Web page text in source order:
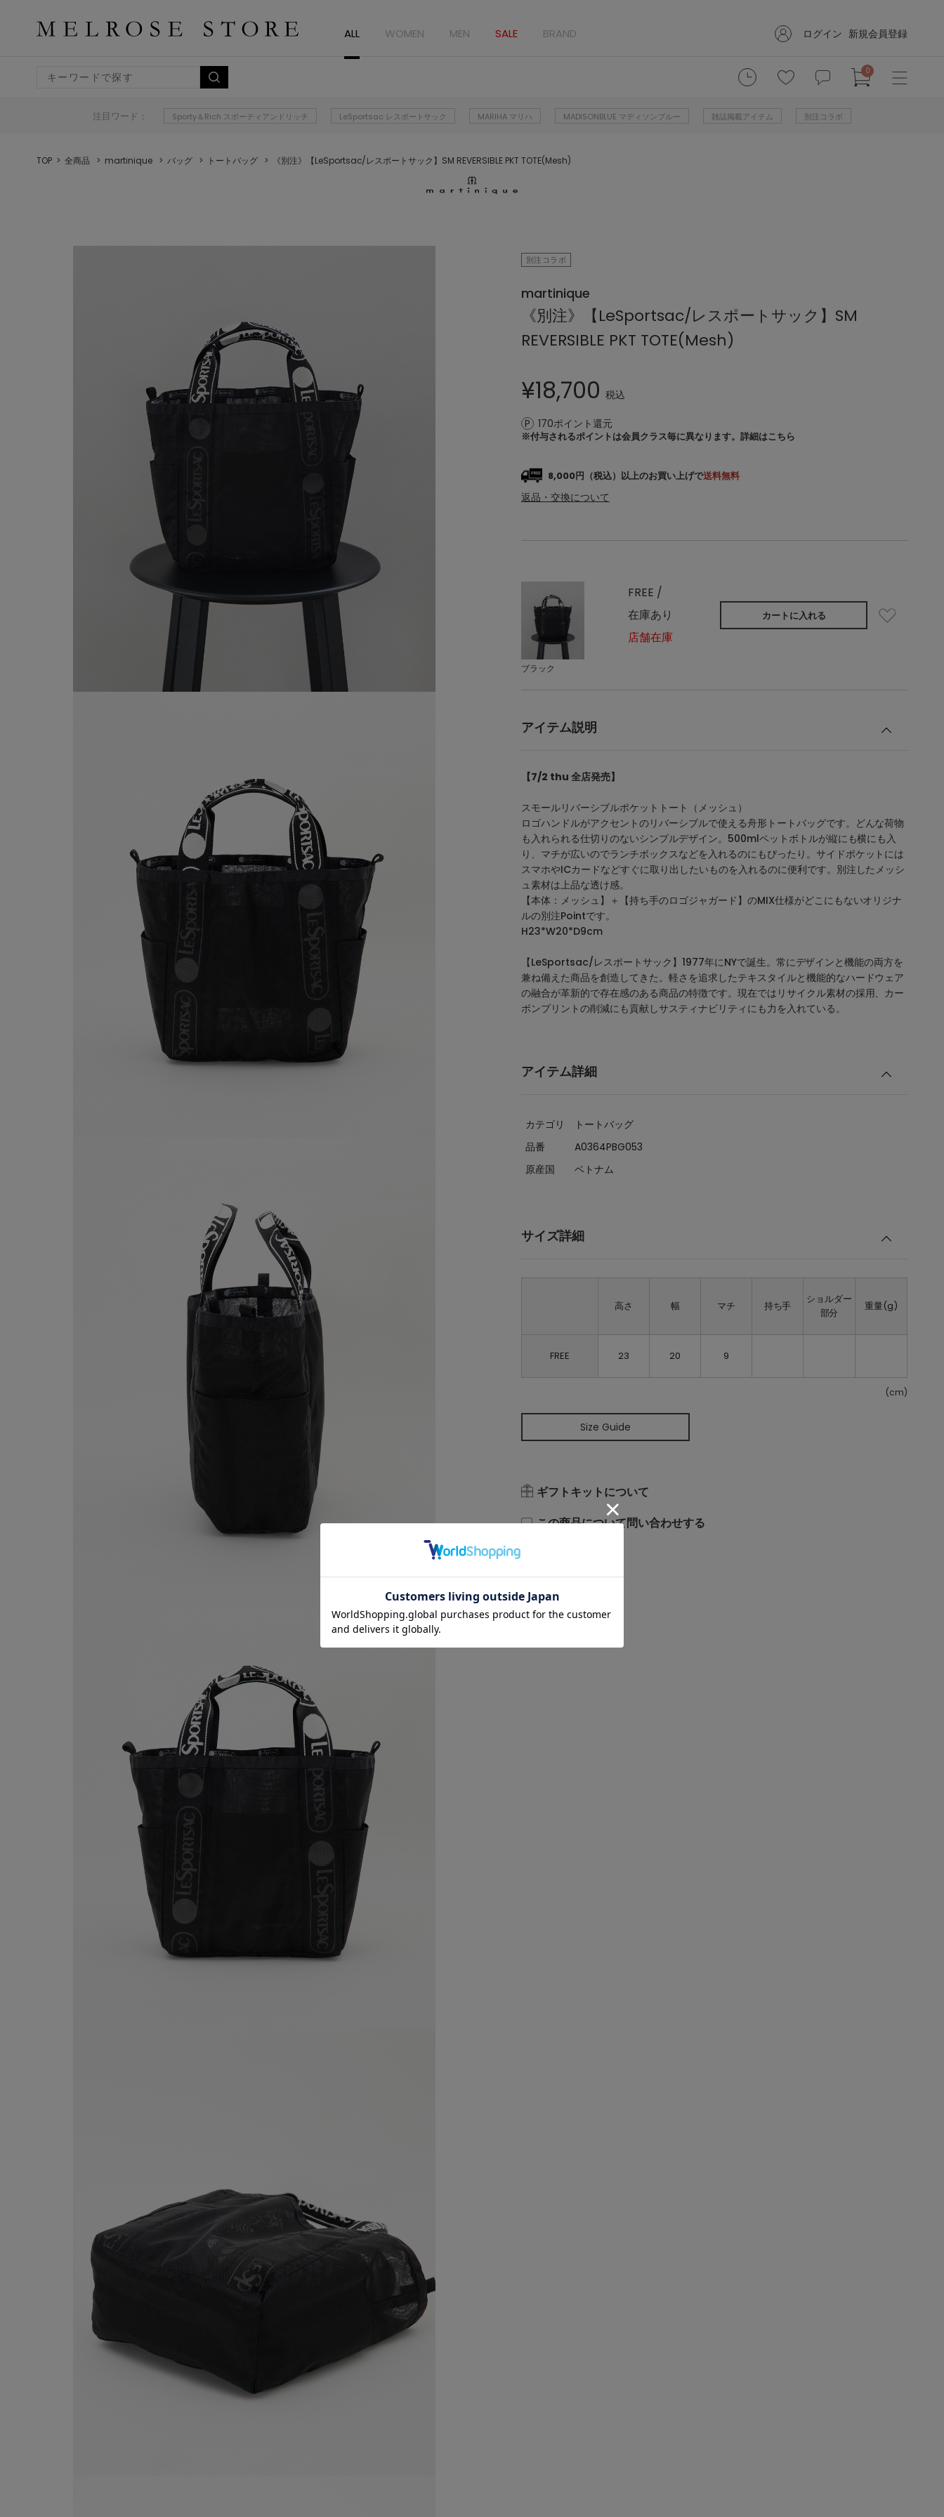
ALL WOMEN MEN SALE BRAND ログイン 新規会員登録
0
注目ワード： Sporty＆Rich スポーティアンドリッチ LeSportsac レスポートサック MARIHA マリハ MADISONBLUE マディソンブルー 雑誌掲載アイテム 別注コラボ
TOP 全商品 martinique バッグ トートバッグ 《別注》【LeSportsac/レスポートサック】SM REVERSIBLE PKT TOTE(Mesh)
別注コラボ
martinique
《別注》【LeSportsac/レスポートサック】SM
REVERSIBLE PKT TOTE(Mesh)
¥18,700 税込
170ポイント還元
※付与されるポイントは会員クラス毎に異なります。 詳細はこちら
8,000円（税込）以上のお買い上げで送料無料
返品・交換について
ブラック
FREE /
在庫あり
店舗在庫
カートに入れる
アイテム説明
【7/2 thu 全店発売】
スモールリバーシブルポケットトート（メッシュ）
ロゴハンドルがアクセントのリバーシブルで使える舟形トートバッグです。どんな荷物
も入れられる仕切りのないシンプルデザイン。500mlペットボトルが縦にも横にも入
り、マチが広いのでランチボックスなどを入れるのにもぴったり。サイドポケットには
スマホやICカードなどすぐに取り出したいものを入れるのに便利です。別注したメッシ
ュ素材は上品な透け感。
【本体：メッシュ】＋【持ち手のロゴジャガード】のMIX仕様がどこにもないオリジナ
ルの別注Pointです。
H23*W20*D9cm
【LeSportsac/レスポートサック】1977年にNYで誕生。常にデザインと機能の両方を
兼ね備えた商品を創造してきた。軽さを追求したテキスタイルと機能的なハードウェア
の融合が革新的で存在感のある商品の特徴です。現在ではリサイクル素材の採用、カー
ボンプリントの削減にも貢献しサスティナビリティにも力を入れている。
アイテム詳細
カテゴリ
トートバッグ
品番
A0364PBG053
原産国
ベトナム
サイズ詳細
高さ 幅 マチ 持ち手
ショルダー
部分
重量(g)
FREE 23 20 9
(cm)
Size Guide
ギフトキットについて
この商品について問い合わせする